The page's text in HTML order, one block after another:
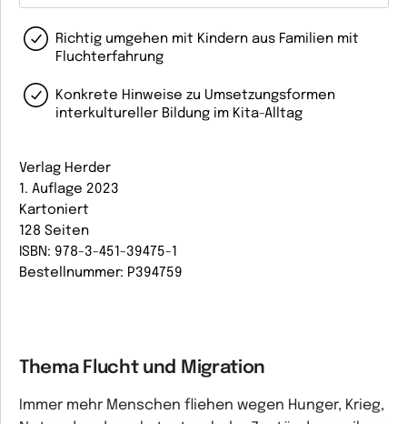
Richtig umgehen mit Kindern aus Familien mit
Fluchterfahrung
Konkrete Hinweise zu Umsetzungsformen
interkultureller Bildung im Kita-Alltag
Verlag Herder
1. Auflage 2023
Kartoniert
128 Seiten
ISBN: 978-3-451-39475-1
Bestellnummer: P394759
Thema Flucht und Migration
Immer mehr Menschen fliehen wegen Hunger, Krieg,